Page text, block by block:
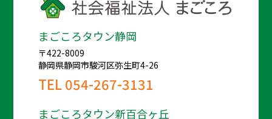
まごころタウン静岡
〒422-8009
静岡県静岡市駿河区弥生町4-26
TEL054-267-3131
まごころタウン新百合ヶ丘